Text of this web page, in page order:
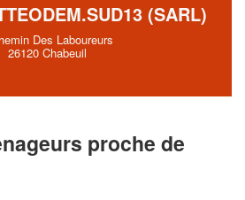
(SARL)
Des Laboureurs
26120 Chabeuil
proche de
En savoir plus